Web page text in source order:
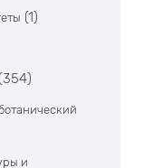
(1)
(354)
и